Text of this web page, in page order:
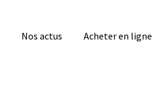
Nos actus Acheter en ligne